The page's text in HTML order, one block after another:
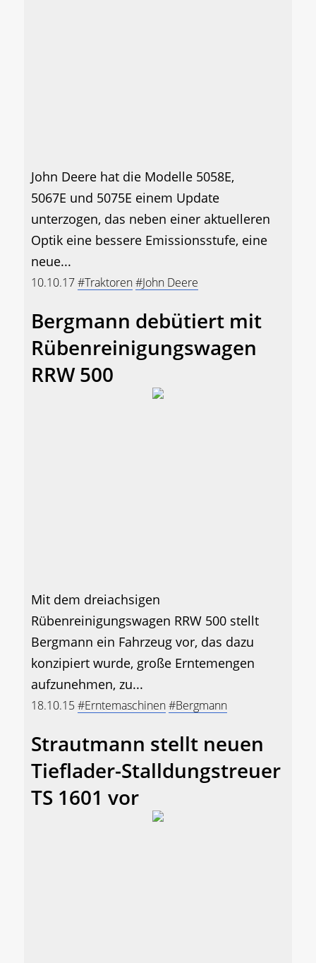
John Deere hat die Modelle 5058E,
5067E und 5075E einem Update
unterzogen, das neben einer aktuelleren
Optik eine bessere Emissionsstufe, eine
neue...
10.10.17#Traktoren#John Deere
Bergmann debütiert mit
Rübenreinigungswagen
RRW 500
Mit dem dreiachsigen
Rübenreinigungswagen RRW 500 stellt
Bergmann ein Fahrzeug vor, das dazu
konzipiert wurde, große Erntemengen
aufzunehmen, zu...
18.10.15#Erntemaschinen#Bergmann
Strautmann stellt neuen
Tieflader-Stalldungstreuer
TS 1601 vor